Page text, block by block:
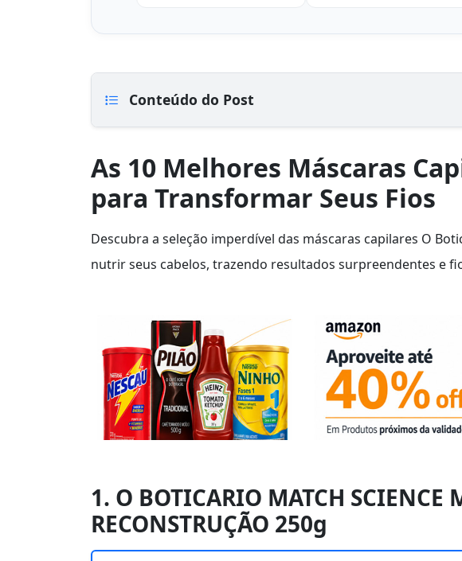
Conteúdo do Post
As 10 Melhores Máscaras
para Transformar Seus Fios
Descubra a seleção imperdível das máscaras capilares O
nutrir seus cabelos, trazendo resultados surpreendentes e
1. O BOTICARIO MATCH SCIENCE
RECONSTRUÇÃO 250g